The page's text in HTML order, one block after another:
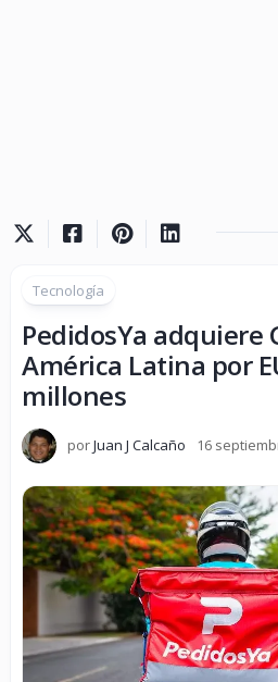
Tecnología
PedidosYa adquiere
América Latina por
millones
porJuan J Calcaño 16